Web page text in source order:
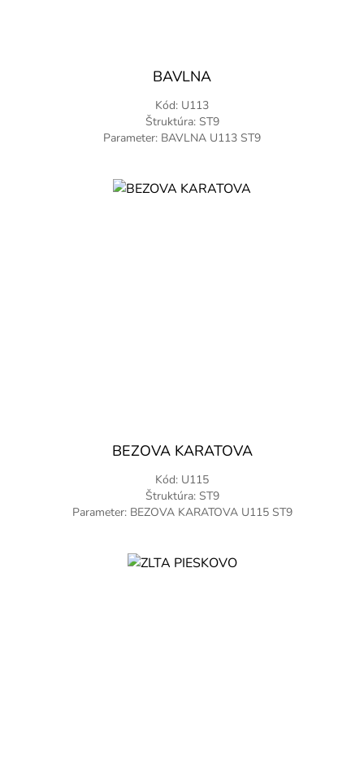
BAVLNA
Kód: U113
Štruktúra: ST9
Parameter: BAVLNA U113 ST9
BEZOVA KARATOVA
Kód: U115
Štruktúra: ST9
Parameter: BEZOVA KARATOVA U115 ST9